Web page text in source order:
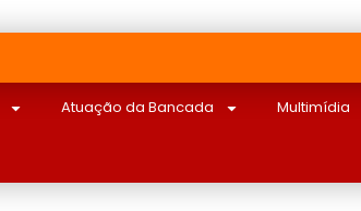
Atuação da Bancada Multimídia